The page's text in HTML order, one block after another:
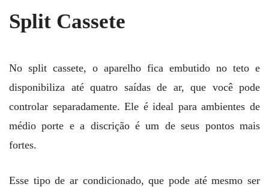
Split Cassete
No split cassete, o aparelho fica embutido no teto e
disponibiliza até quatro saídas de ar, que você pode
controlar separadamente. Ele é ideal para ambientes de
médio porte e a discrição é um de seus pontos mais
fortes.
Esse tipo de ar condicionado, que pode até mesmo ser